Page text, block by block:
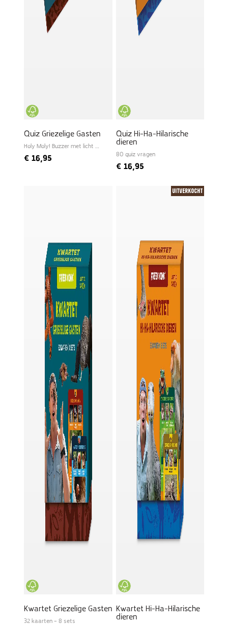
Quiz Griezelige Gasten
Holy Moly! Buzzer met licht en
€ 16,95
Quiz Hi-Ha-Hilarische
dieren
80 quiz vragen
€16,95
Kwartet Griezelige Gasten
32 kaarten – 8 sets
Uitverkocht
Kwartet Hi-Ha-Hilarische
dieren